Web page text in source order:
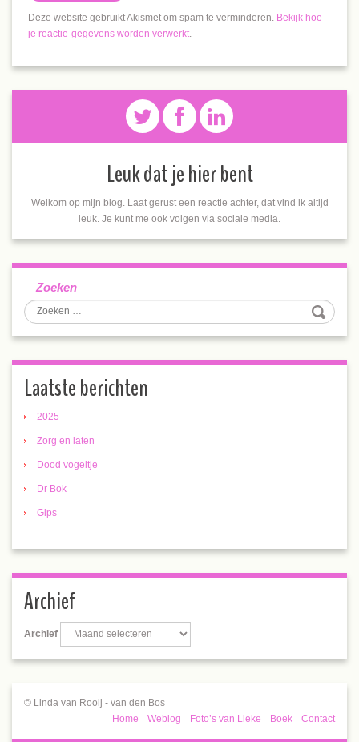
Deze website gebruikt Akismet om spam te verminderen. Bekijk hoe
je reactie-gegevens worden verwerkt
Leuk dat je hier bent
Welkom op mijn blog. Laat gerust een reactie achter, dat vind ik altijd
leuk. Je kunt me ook volgen via sociale media.
Zoeken
Laatste berichten
2025
Zorg en laten
Dood vogeltje
Dr Bok
Gips
Archief
Archief
© Linda van Rooij - van den Bos
Home
Weblog Foto’s van Lieke Boek Contact